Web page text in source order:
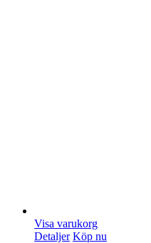
Visa varukorg
Detaljer Köp nu